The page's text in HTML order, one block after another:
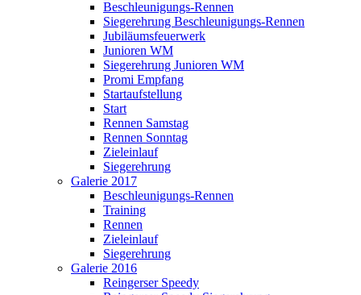
Beschleunigungs-Rennen
Siegerehrung Beschleunigungs-Rennen
Jubiläumsfeuerwerk
Junioren WM
Siegerehrung Junioren WM
Promi Empfang
Startaufstellung
Start
Rennen Samstag
Rennen Sonntag
Zieleinlauf
Siegerehrung
Galerie 2017
Beschleunigungs-Rennen
Training
Rennen
Zieleinlauf
Siegerehrung
Galerie 2016
Reingerser Speedy